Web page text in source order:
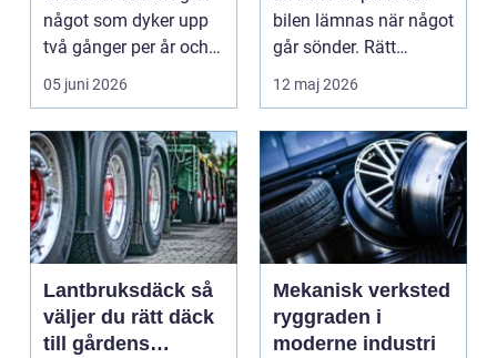
något som dyker upp
två gånger per år och
mest känns som e...
05 juni 2026
bilen lämnas när något
går sönder. Rätt
verkstad blir en ...
12 maj 2026
Lantbruksdäck så
väljer du rätt däck
till gårdens
Mekanisk verksted
ryggraden i
moderne industri